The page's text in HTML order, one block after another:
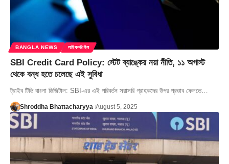
BANGLA NEWS লাইফস্টাইল
SBI Credit Card Policy: স্টেট ব্যাঙ্কের নয়া নীতি, ১১ অগাস্ট
থেকে বন্ধ হতে চলেছে এই সুবিধা
ট্রাইব টিভি বাংলা ডিজিটাল: SBI-এর এই পরিবর্তন সরাসরি গ্রাহকদের উপর প্রভাব ফেলতে…
Shroddha Bhattacharyya August 5, 2025